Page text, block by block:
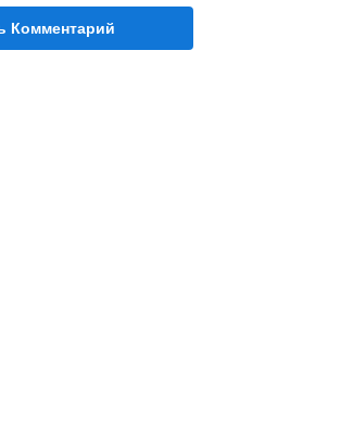
Комментарий